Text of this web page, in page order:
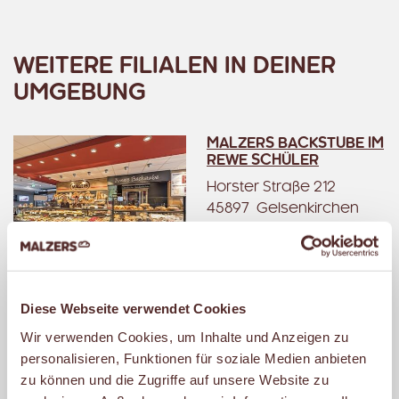
Diese Webseite verwendet Cookies
Wir verwenden Cookies, um Inhalte und Anzeigen zu
personalisieren, Funktionen für soziale Medien anbieten
zu können und die Zugriffe auf unsere Website zu
WEITERE FILIALEN IN DEINER
UMGEBUNG
MALZERS BACKSTUBE IM
REWE SCHÜLER
Horster Straße 212
45897 Gelsenkirchen
– öffnet am Montag um
MALZERS BACKSTUBE IM
REWE TRIEBE